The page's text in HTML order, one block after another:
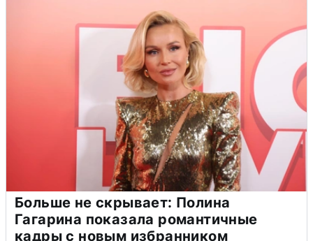
Больше не скрывает: Полина
Гагарина показала романтичные
кадры с новым избранником